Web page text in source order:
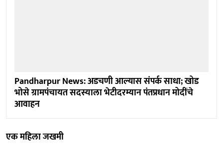
Pandharpur News: अडचणी आल्यास संपर्क साधा; खोड
भोसे ग्रामपंचायत सदस्याला भेटीदरम्यान पंतप्रधान मोदींचे
आवाहन
एक महिला जखमी